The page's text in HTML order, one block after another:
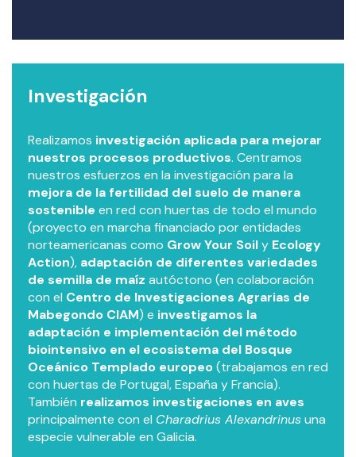
Investigación
Realizamos investigación aplicada para mejorar
nuestros procesos productivos. Centramos
nuestros esfuerzos en la investigación para la
mejora de la fertilidad del suelo de manera
sostenible en red con huertas de todo el mundo
(proyecto en marcha financiado por entidades
norteamericanas como Grow Your Soily Ecology
Action), adaptación de diferentes variedades
de semilla de maíz autóctono (en colaboración
con el Centro de Investigaciones Agrarias de
Mabegondo CIAM) e investigamos la
adaptación e implementación del método
biointensivo en el ecosistema del Bosque
Oceánico Templado europeo(trabajamos en red
con huertas de Portugal, España y Francia).
También realizamos investigaciones en aves
principalmente con el Charadrius Alexandrinusuna
especie vulnerable en Galicia.